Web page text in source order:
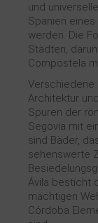
und
Spanien
werden. Die
Städten,
Compostela
Verschiedene
Architektur
Spuren der
Segovia mit
sind Bäder,
sehenswerte
Ávila besticht
mächtigen
Córdoba